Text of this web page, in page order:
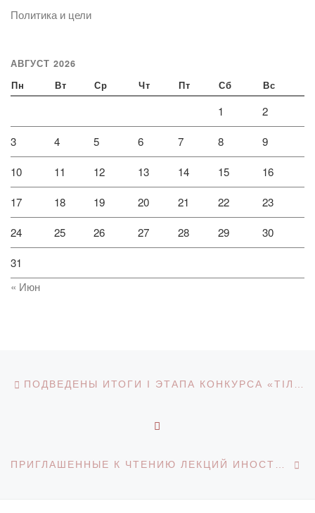
Политика и цели
АВГУСТ 2026
Пн Вт Ср Чт Пт Сб Вс
1 2
3 4 5 6 7 8 9
10 11 12 13 14 15 16
17 18 19 20 21 22 23
24 25 26 27 28 29 30
31
« Июн
Навигация по записям ПОДВЕДЕНЫ ИТОГИ I ЭТАПА КОНКУРСА «ТІЛ – ҚАЗЫНА-2024»
ПРИГЛАШЕННЫЕ К ЧТЕНИЮ ЛЕКЦИЙ ИНОСТРАННЫЕ ПРЕПОДАВАТЕЛИ